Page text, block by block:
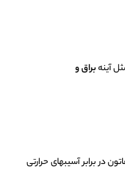
آینهبراق و
در برابر آسیبهای حرارتی